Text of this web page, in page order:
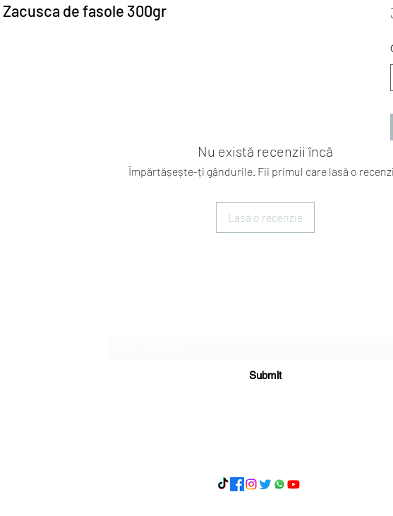
Zacusca de fasole 300gr
Nu există recenzii încă
Împărtășește-ți gândurile. Fii primul care lasă o
Lasă o recenzie
Submit